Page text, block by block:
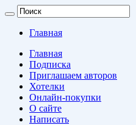
Главная
Главная
Подписка
Приглашаем авторов
Хотелки
Онлайн-покупки
О сайте
Написать